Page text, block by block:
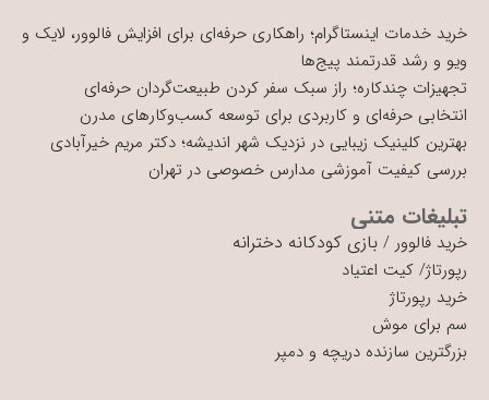
خرید خدمات اینستاگرام؛ راهکاری حرفه‌ای برای افزایش فالوور، لایک و
ویو و رشد قدرتمند پیج‌ها
تجهیزات چندکاره؛ راز سبک سفر کردن طبیعت‌گردان حرفه‌ای
انتخابی حرفه‌ای و کاربردی برای توسعه کسب‌وکارهای مدرن
بهترین کلینیک زیبایی در نزدیک شهر اندیشه؛ دکتر مریم خیرآبادی
بررسی کیفیت آموزشی مدارس خصوصی در تهران
تبلیغات متنی
خرید فالوور / بازی کودکانه دخترانه
رپورتاژ/ کیت اعتیاد
خرید رپورتاژ
سم برای موش
بزرگترین سازنده دریچه و دمپر